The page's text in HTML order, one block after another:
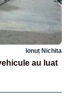
Ionuț Nichita
au luat